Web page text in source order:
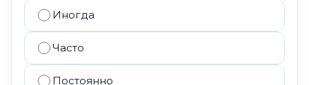
Иногда
Часто
Постоянно